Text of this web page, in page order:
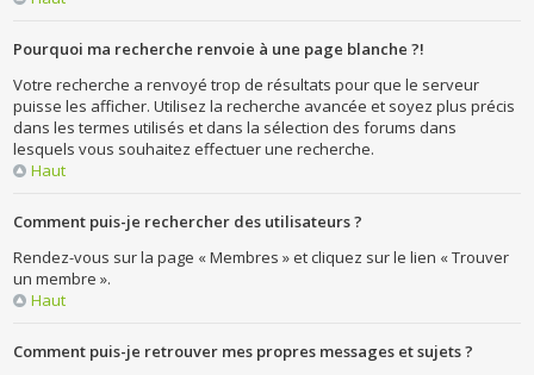
Pourquoi ma recherche renvoie à une page blanche ?!
Votre recherche a renvoyé trop de résultats pour que le serveur
puisse les afficher. Utilisez la recherche avancée et soyez plus précis
dans les termes utilisés et dans la sélection des forums dans
lesquels vous souhaitez effectuer une recherche.
Haut
Comment puis-je rechercher des utilisateurs ?
Rendez-vous sur la page « Membres » et cliquez sur le lien « Trouver
un membre ».
Haut
Comment puis-je retrouver mes propres messages et sujets ?